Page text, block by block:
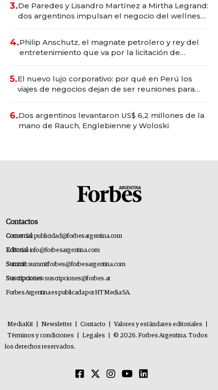
3.De Paredes y Lisandro Martínez a Mirtha Legrand:
dos argentinos impulsan el negocio del wellness
4.Philip Anschutz, el magnate petrolero y rey del
entretenimiento que va por la licitación de
5.El nuevo lujo corporativo: por qué en Perú los
viajes de negocios dejan de ser reuniones para
6.Dos argentinos levantaron US$ 6,2 millones de la
mano de Rauch, Englebienne y Woloski
Contactos
Comercial:publicidad@forbesargentina.com
Editorial:info@forbesargentina.com
Summit:summitforbes@forbesargentina.com
Suscripciones:suscripciones@forbes.ar
Forbes Argentina es publicada por HT Media SA.
MediaKit Newsletter Contacto Valores y estándares editoriales
Términos y condiciones
Legales
© 2026. Forbes Argentina. Todos
los derechos reservados.